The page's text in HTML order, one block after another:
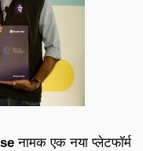
नामक एक नया प्लेटफॉर्म